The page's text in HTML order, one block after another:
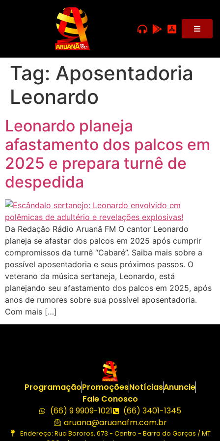
Tag: Aposentadoria
Leonardo
Leonardo planeja
afastamento dos palcos em
2025 e prepara turnê de
despedida
Da Redação Rádio Aruanã FM O cantor Leonardo
planeja se afastar dos palcos em 2025 após cumprir
compromissos da turnê “Cabaré”. Saiba mais sobre a
possível aposentadoria e seus próximos passos. O
veterano da música sertaneja, Leonardo, está
planejando seu afastamento dos palcos em 2025, após
anos de rumores sobre sua possível aposentadoria.
Com mais […]
ProgramaçãoPromoçõesNotíciasAnuncie
Fale Conosco
(66) 9 9909-1021
(66) 3401-1345
aruana@aruanafm.com.br
Endereço: Rua Bororos, 673 - Centro - Barra do Garças / MT